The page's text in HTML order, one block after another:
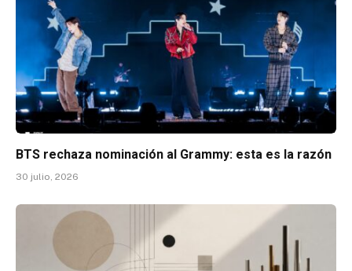
BTS rechaza nominación al Grammy: esta es la razón
30 julio, 2026